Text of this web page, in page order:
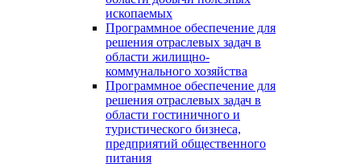
ископаемых
Программное обеспечение для
решения отраслевых задач в
области жилищно-
коммунального хозяйства
Программное обеспечение для
решения отраслевых задач в
области гостиничного и
туристического бизнеса,
предприятий общественного
питания